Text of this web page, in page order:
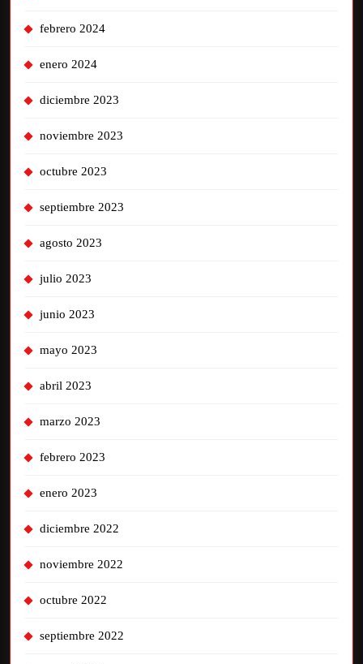
febrero 2024
enero 2024
diciembre 2023
noviembre 2023
octubre 2023
septiembre 2023
agosto 2023
julio 2023
junio 2023
mayo 2023
abril 2023
marzo 2023
febrero 2023
enero 2023
diciembre 2022
noviembre 2022
octubre 2022
septiembre 2022